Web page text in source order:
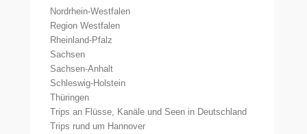
Nordrhein-Westfalen
Region Westfalen
Rheinland-Pfalz
Sachsen
Sachsen-Anhalt
Schleswig-Holstein
Thüringen
Trips an Flüsse, Kanäle und Seen in Deutschland
Trips rund um Hannover